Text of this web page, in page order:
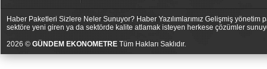
Haber Paketleri Sizlere Neler Sunuyor? Haber Yazılımlarımız Gelişmiş
sektöre yeni giren ya da sektörde kalite atlamak isteyen herkese çözümler
2026 © GÜNDEM EKONOMETRE Tüm Hakları Saklıdır.